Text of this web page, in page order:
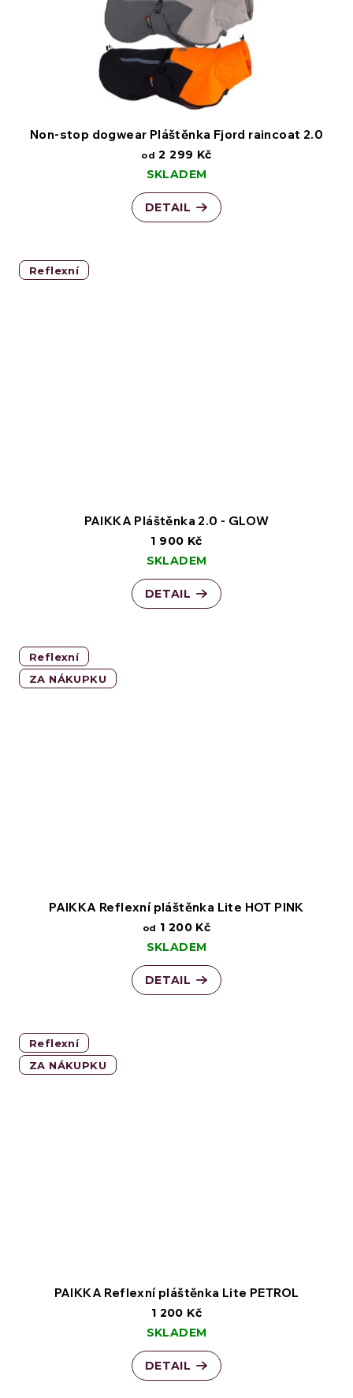
Non-stop dogwear Pláštěnka Fjord raincoat 2.0
od 2 299 Kč
SKLADEM
DETAIL
Reflexní
PAIKKA Pláštěnka 2.0 - GLOW
1 900 Kč
SKLADEM
DETAIL
Reflexní
ZA NÁKUPKU
PAIKKA Reflexní pláštěnka Lite HOT PINK
od 1 200 Kč
SKLADEM
DETAIL
Reflexní
ZA NÁKUPKU
PAIKKA Reflexní pláštěnka Lite PETROL
1 200 Kč
SKLADEM
DETAIL